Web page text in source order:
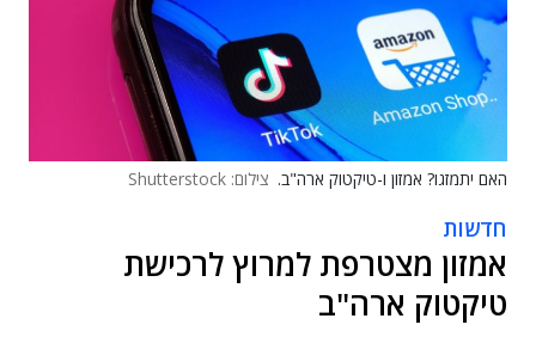
האם יתמזגו? אמזון ו-טיקטוק ארה"ב. צילום: Shutterstock
חדשות
אמזון מצטרפת למרוץ לרכישת
טיקטוק ארה"ב